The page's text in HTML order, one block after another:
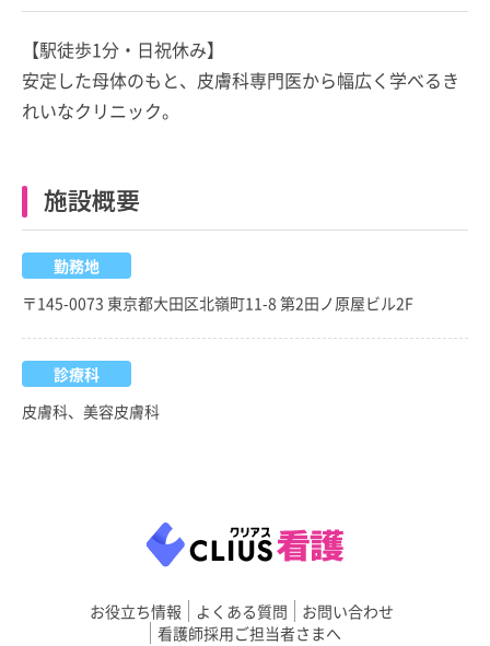
【駅徒歩1分・日祝休み】
安定した母体のもと、皮膚科専門医から幅広く学べるき
れいなクリニック。
施設概要
勤務地
〒145-0073 東京都大田区北嶺町11-8 第2田ノ原屋ビル2F
診療科
皮膚科、美容皮膚科
お役立ち情報 よくある質問
お問い合わせ
看護師採用ご担当者さまへ